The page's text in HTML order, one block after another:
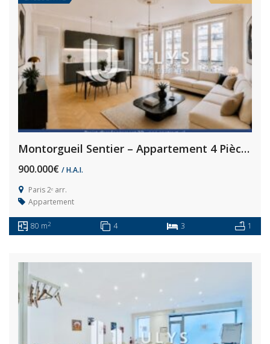
Montorgueil Sentier – Appartement 4 Pièces 80,5 m² À Rénover
900.000€ / H.A.I.
Paris 2ᵉ arr.
Appartement
80 m2 4 3 1